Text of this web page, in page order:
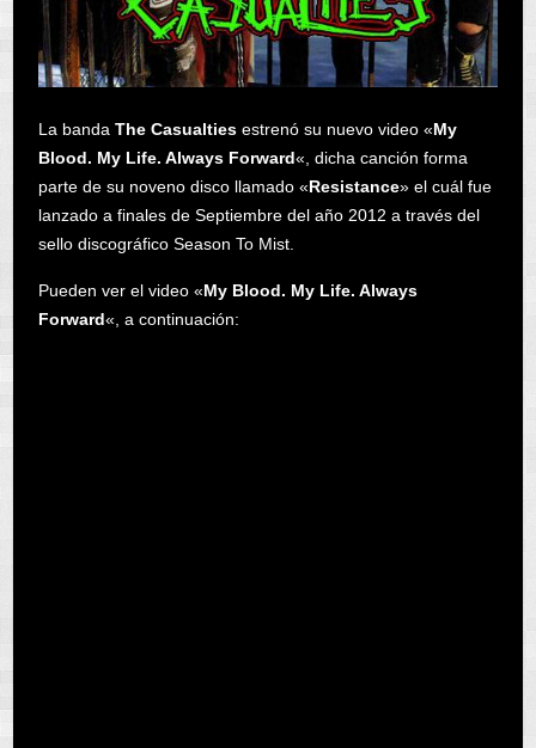
La banda The Casualtiesestrenó su nuevo video «My
Blood. My Life. Always Forward«, dicha canción forma
parte de su noveno disco llamado «Resistance» el cuál fue
lanzado a finales de Septiembre del año 2012 a través del
sello discográfico Season To Mist.
Pueden ver el video «My Blood. My Life. Always
Forward«, a continuación: